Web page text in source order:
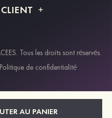
AU PANIER
paiement
travailleurs essentiels
Tous les droits sont réservés.
Politique de confidentialité